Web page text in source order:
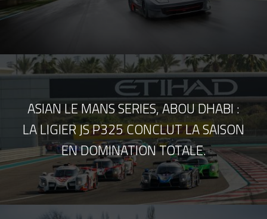
ASIAN LE MANS SERIES, ABOU DHABI :
LA LIGIER JS P325 CONCLUT LA SAISON
EN DOMINATION TOTALE.